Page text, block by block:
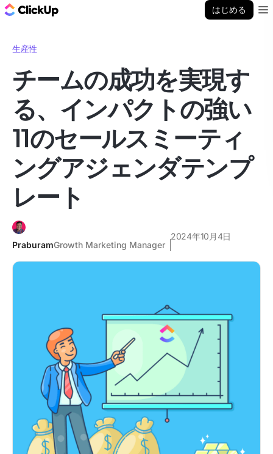
はじめる
生産性
チームの成功を実現す
る、インパクトの強い
11のセールスミーティ
ングアジェンダテンプ
レート
PraburamGrowth Marketing Manager
2024年10月4日